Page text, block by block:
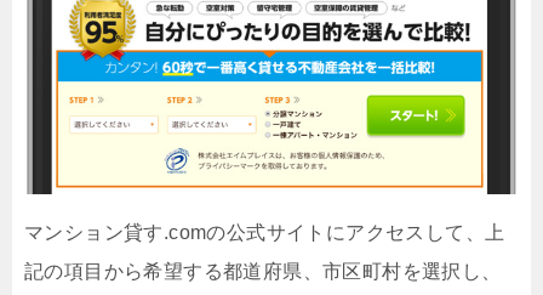
マンション貸す.comの公式サイトにアクセスして、上
記の項目から希望する都道府県、市区町村を選択し、